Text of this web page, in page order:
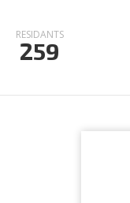
RESIDANTS
259